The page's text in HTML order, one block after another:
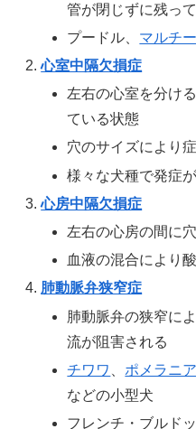
管が閉じずに残っ
プードル、 マルチ
心室中隔欠損症
左右の心室を分け
ている状態
穴のサイズにより
様々な犬種で発症
心房中隔欠損症
左右の心房の間に
血液の混合により
肺動脈弁狭窄症
肺動脈弁の狭窄に
流が阻害される
チワワ
ポメラニ
などの小型犬
フレンチ・ブルドッ